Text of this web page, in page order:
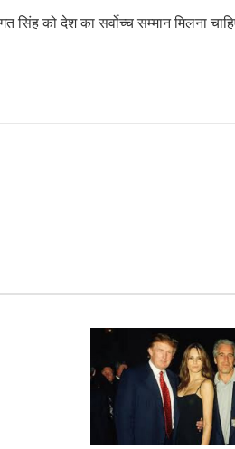
सिंह को देश का सर्वोच्च सम्मान मिलना